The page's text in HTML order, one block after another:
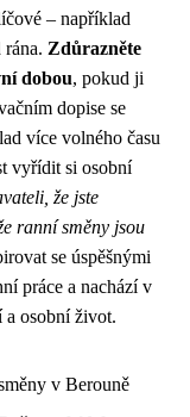
– například
Zdůrazněte
dobou, pokud ji
dopise se
více volného času
vyřídit si osobní
že jste
ranní směny jsou
se úspěšnými
práce a nachází v
osobní život.
v Berouně